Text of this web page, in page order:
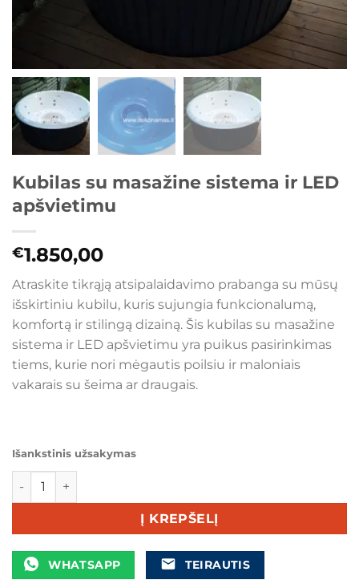
Kubilas su masažine sistema ir LED
apšvietimu
€1.850,00
Atraskite tikrąją atsipalaidavimo prabanga su mūsų
išskirtiniu kubilu, kuris sujungia funkcionalumą,
komfortą ir stilingą dizainą. Šis kubilas su masažine
sistema ir LED apšvietimu yra puikus pasirinkimas
tiems, kurie nori mėgautis poilsiu ir maloniais
vakarais su šeima ar draugais.
Išankstinis užsakymas
produkto kiekis: Kubilas su masažine sistema ir LED
Į KREPŠELĮ
WHATSAPP TEIRAUTIS